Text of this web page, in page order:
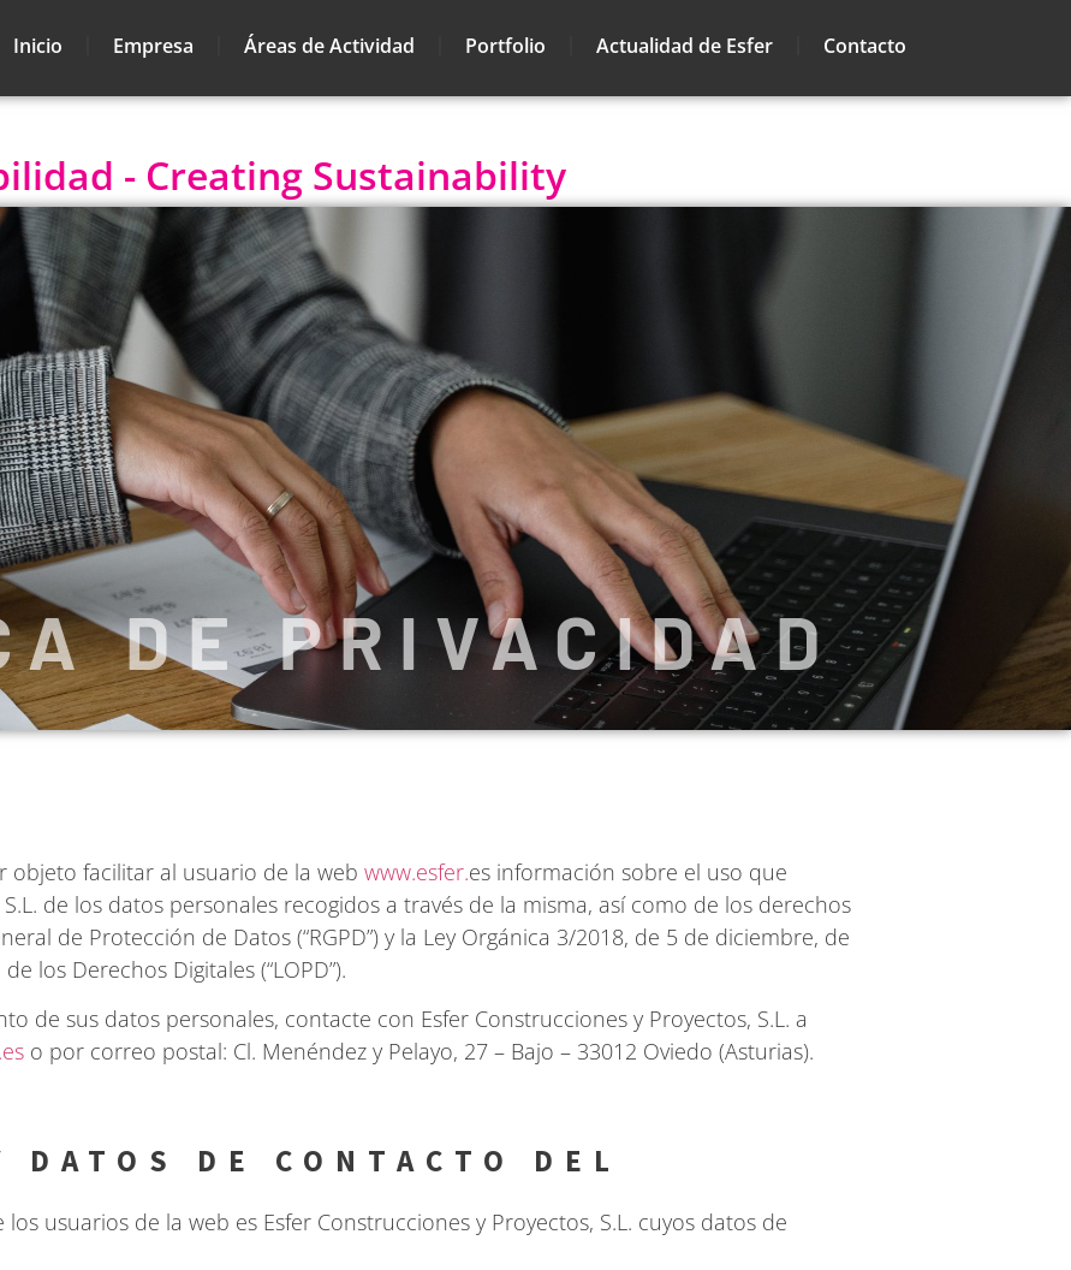
Inicio Empresa Áreas de Actividad Portfolio Actualidad de Esfer Contacto
- Creating Sustainability
DE PRIVACIDAD
objeto facilitar al usuario de la web www.esfer.es información sobre el uso que
de los datos personales recogidos a través de la misma, así como de los derechos
de Protección de Datos (“RGPD”) y la Ley Orgánica 3/2018, de 5 de diciembre, de
los Derechos Digitales (“LOPD”).
de sus datos personales, contacte con Esfer Construcciones y Proyectos, S.L. a
o por correo postal: Cl. Menéndez y Pelayo, 27 – Bajo – 33012 Oviedo (Asturias).
DE CONTACTO DEL
usuarios de la web es Esfer Construcciones y Proyectos, S.L. cuyos datos de